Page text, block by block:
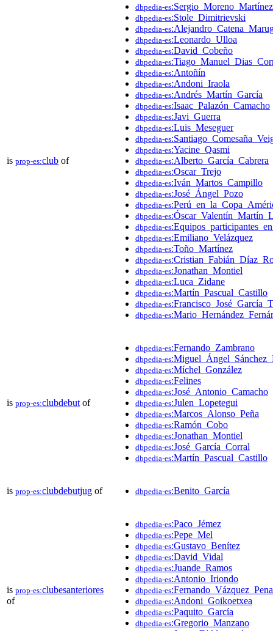
is prop-es:club of
dbpedia-es:Sergio_Moreno_Martínez
dbpedia-es:Stole_Dimitrievski
dbpedia-es
dbpedia-es:Leonardo_Ulloa
dbpedia-es:David_Cobeño
dbpedia-es
dbpedia-es:Antoñín
dbpedia-es:Andoni_Iraola
dbpedia-es:Andrés_Martín_García
dbpedia-es:Isaac_Palazón_Camacho
dbpedia-es:Javi_Guerra
dbpedia-es:Luis_Meseguer
dbpedia-es
dbpedia-es:Yacine_Qasmi
dbpedia-es:Alberto_García_Cabrera
dbpedia-es:Oscar_Trejo
dbpedia-es:Iván_Martos_Campillo
dbpedia-es:José_Ángel_Pozo
dbpedia-es
dbpedia-es
dbpedia-es
dbpedia-es:Emiliano_Velázquez
dbpedia-es:Toño_Martínez
dbpedia-es
dbpedia-es:Jonathan_Montiel
dbpedia-es:Luca_Zidane
dbpedia-es:Martín_Pascual_Castillo
dbpedia-es
dbpedia-es
is prop-es:clubdebut of
dbpedia-es:Fernando_Zambrano
dbpedia-es
dbpedia-es:Míchel_González
dbpedia-es:Felines
dbpedia-es:José_Antonio_Camacho
dbpedia-es:Julen_Lopetegui
dbpedia-es:Marcos_Alonso_Peña
dbpedia-es:Ramón_Cobo
dbpedia-es:Jonathan_Montiel
dbpedia-es:José_García_Corral
dbpedia-es:Martín_Pascual_Castillo
is prop-es:clubdebutjug of dbpedia-es:Benito_García
is prop-es:clubesanteriores
of
dbpedia-es:Paco_Jémez
dbpedia-es:Pepe_Mel
dbpedia-es:Gustavo_Benítez
dbpedia-es:David_Vidal
dbpedia-es:Juande_Ramos
dbpedia-es:Antonio_Iriondo
dbpedia-es:Fernando_Vázquez_Pena
dbpedia-es:Andoni_Goikoetxea
dbpedia-es:Paquito_García
dbpedia-es:Gregorio_Manzano